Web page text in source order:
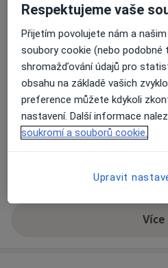
programu
● 50% sleva na nadstandardní diagnostické
výkony/metody
vyšetření, cytologické
Adresa
Urosanté s.r.o.
Želetavská 5/1447, Praha
Přiblížitse
Co mám v takové situaci
Více
o
Respektujeme vaše
Přijetím povolujete nám a
soubory cookie (nebo podobné
shromažďování údajů pro
obsahu na základě vašich
preference můžete kdykoli
nastavení. Další informace
soukromí a souborů cookie.
Upravit